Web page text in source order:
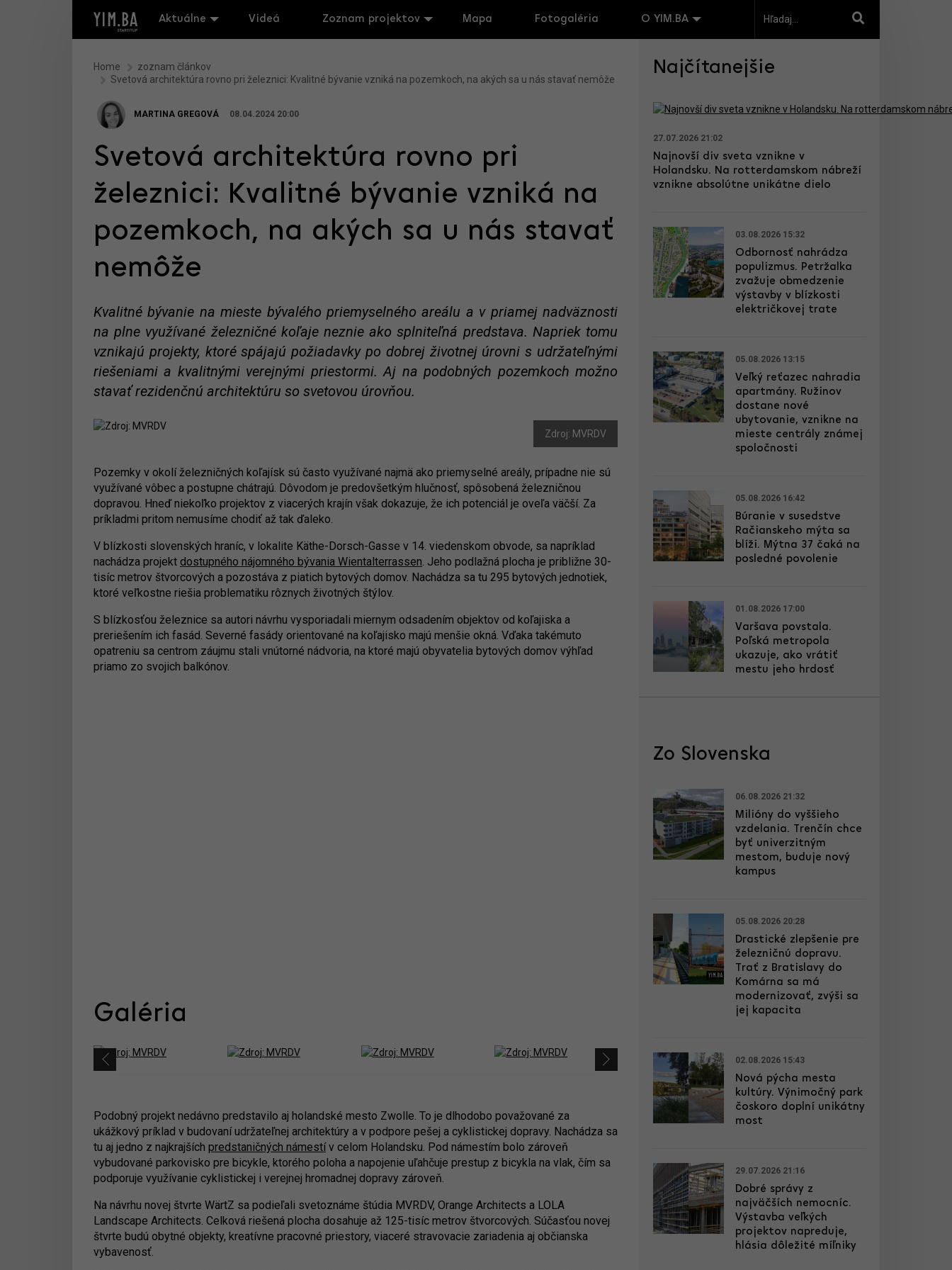
Aktuálne Videá Zoznam projektov Mapa Fotogaléria O YIM.BA
Home
zoznam článkov
Svetová architektúra rovno pri železnici: Kvalitné bývanie vzniká na pozemkoch, na akých sa u nás stavať nemôže
MARTINA GREGOVÁ 08.04.2024 20:00
Svetová architektúra rovno pri
železnici: Kvalitné bývanie vzniká na
pozemkoch, na akých sa u nás stavať
nemôže
Kvalitné bývanie na mieste bývalého priemyselného areálu a v priamej nadväznosti
na plne využívané železničné koľaje neznie ako splniteľná predstava. Napriek tomu
vznikajú projekty, ktoré spájajú požiadavky po dobrej životnej úrovni s udržateľnými
riešeniami a kvalitnými verejnými priestormi. Aj na podobných pozemkoch možno
stavať rezidenčnú architektúru so svetovou úrovňou.
Zdroj: MVRDV
Pozemky v okolí železničných koľajísk sú často využívané najmä ako priemyselné areály, prípadne nie sú
využívané vôbec a postupne chátrajú. Dôvodom je predovšetkým hlučnosť, spôsobená železničnou
dopravou. Hneď niekoľko projektov z viacerých krajín však dokazuje, že ich potenciál je oveľa väčší. Za
príkladmi pritom nemusíme chodiť až tak ďaleko.
V blízkosti slovenských hraníc, v lokalite Käthe-Dorsch-Gasse v 14. viedenskom obvode, sa napríklad
nachádza projekt dostupného nájomného bývania Wientalterrassen. Jeho podlažná plocha je približne 30-
tisíc metrov štvorcových a pozostáva z piatich bytových domov. Nachádza sa tu 295 bytových jednotiek,
ktoré veľkostne riešia problematiku rôznych životných štýlov.
S blízkosťou železnice sa autori návrhu vysporiadali miernym odsadením objektov od koľajiska a
preriešením ich fasád. Severné fasády orientované na koľajisko majú menšie okná. Vďaka takémuto
opatreniu sa centrom záujmu stali vnútorné nádvoria, na ktoré majú obyvatelia bytových domov výhľad
priamo zo svojich balkónov.
Galéria
Podobný projekt nedávno predstavilo aj holandské mesto Zwolle. To je dlhodobo považované za
ukážkový príklad v budovaní udržateľnej architektúry a v podpore pešej a cyklistickej dopravy. Nachádza sa
tu aj jedno z najkrajších predstaničných námestív celom Holandsku. Pod námestím bolo zároveň
vybudované parkovisko pre bicykle, ktorého poloha a napojenie uľahčuje prestup z bicykla na vlak, čím sa
podporuje využívanie cyklistickej i verejnej hromadnej dopravy zároveň.
Na návrhu novej štvrte WärtZ sa podieľali svetoznáme štúdia MVRDV, Orange Architects a LOLA
Landscape Architects. Celková riešená plocha dosahuje až 125-tisíc metrov štvorcových. Súčasťou novej
štvrte budú obytné objekty, kreatívne pracovné priestory, viaceré stravovacie zariadenia aj občianska
vybavenosť.
Najčítanejšie
27.07.2026 21:02
Najnovší div sveta vznikne v
Holandsku. Na rotterdamskom nábreží
vznikne absolútne unikátne dielo
03.08.2026 15:32
Odbornosť nahrádza
populizmus. Petržalka
zvažuje obmedzenie
výstavby v blízkosti
električkovej trate
05.08.2026 13:15
Veľký reťazec nahradia
apartmány. Ružinov
dostane nové
ubytovanie, vznikne na
mieste centrály známej
spoločnosti
05.08.2026 16:42
Búranie v susedstve
Račianskeho mýta sa
blíži. Mýtna 37 čaká na
posledné povolenie
01.08.2026 17:00
Varšava povstala.
Poľská metropola
ukazuje, ako vrátiť
mestu jeho hrdosť
Zo Slovenska
06.08.2026 21:32
Milióny do vyššieho
vzdelania. Trenčín chce
byť univerzitným
mestom, buduje nový
kampus
05.08.2026 20:28
Drastické zlepšenie pre
železničnú dopravu.
Trať z Bratislavy do
Komárna sa má
modernizovať, zvýši sa
jej kapacita
02.08.2026 15:43
Nová pýcha mesta
kultúry. Výnimočný park
čoskoro doplní unikátny
most
29.07.2026 21:16
Dobré správy z
najväčších nemocníc.
Výstavba veľkých
projektov napreduje,
hlásia dôležité míľniky